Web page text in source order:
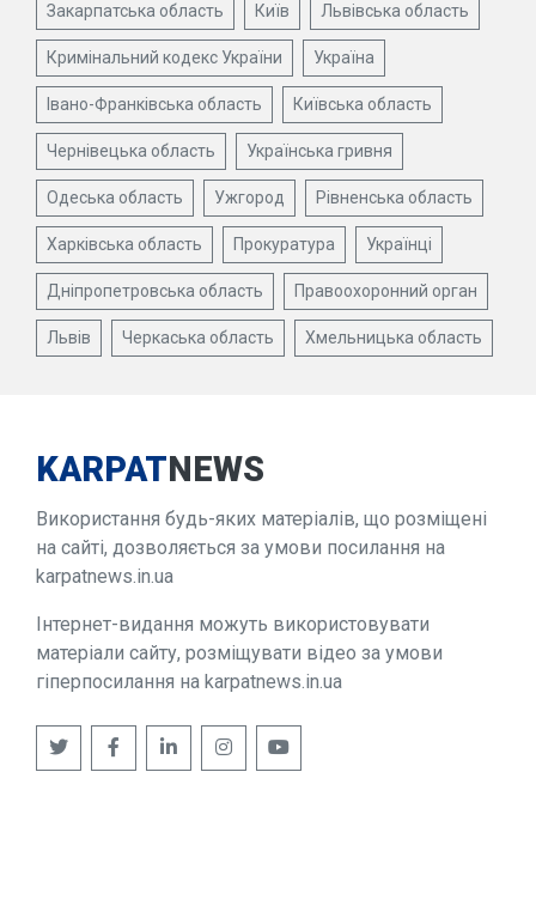
Закарпатська область Київ Львівська область
Кримінальний кодекс України Україна
Івано-Франківська область Київська область
Чернівецька область Українська гривня
Одеська область Ужгород Рівненська область
Харківська область Прокуратура Українці
Дніпропетровська область Правоохоронний орган
Львів Черкаська область Хмельницька область
KARPATNEWS
Використання будь-яких матеріалів, що розміщені
на сайті, дозволяється за умови посилання на
karpatnews.in.ua
Інтернет-видання можуть використовувати
матеріали сайту, розміщувати відео за умови
гіперпосилання на karpatnews.in.ua